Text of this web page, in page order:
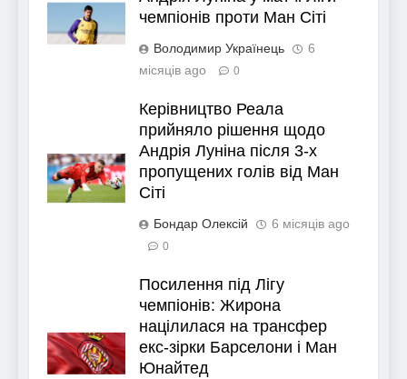
чемпіонів проти Ман Сіті
Володимир Українець
6
місяців ago
0
Керівництво Реала
прийняло рішення щодо
Андрія Луніна після 3-х
пропущених голів від Ман
Сіті
Бондар Олексій 6 місяців ago
0
Посилення під Лігу
чемпіонів: Жирона
націлилася на трансфер
екс-зірки Барселони і Ман
Юнайтед